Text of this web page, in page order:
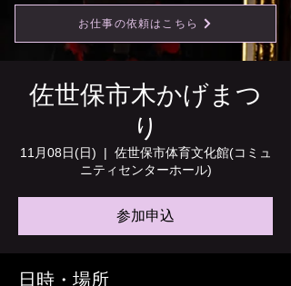
お仕事の依頼はこちら
佐世保市木かげまつ
り
11月08日(日)
  |
佐世保市体育文化館(コミュ
ニティセンターホール)
参加申込
日時・場所